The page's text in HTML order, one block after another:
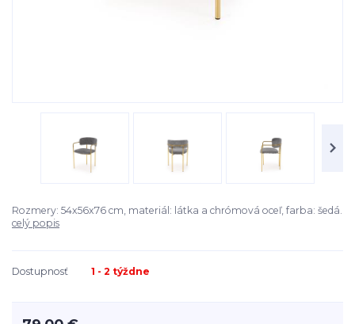
Rozmery: 54x56x76 cm, materiál: látka a chrómová oceľ, farba: šedá.
celý popis
Dostupnosť 1 - 2 týždne